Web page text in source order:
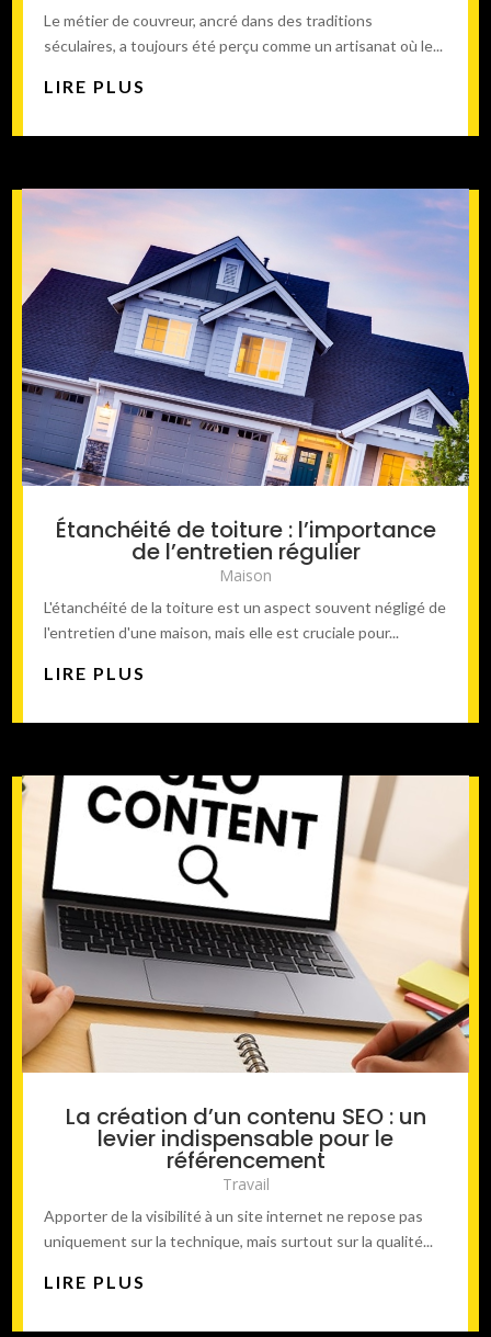
Le métier de couvreur, ancré dans des traditions
séculaires, a toujours été perçu comme un artisanat où le...
LIRE PLUS
Étanchéité de toiture : l’importance
de l’entretien régulier
Maison
L'étanchéité de la toiture est un aspect souvent négligé de
l'entretien d'une maison, mais elle est cruciale pour...
LIRE PLUS
La création d’un contenu SEO : un
levier indispensable pour le
référencement
Travail
Apporter de la visibilité à un site internet ne repose pas
uniquement sur la technique, mais surtout sur la qualité...
LIRE PLUS